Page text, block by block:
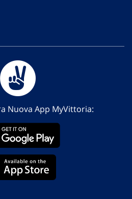
Nuova App MyVittoria: